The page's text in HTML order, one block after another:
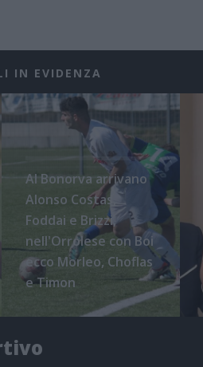
IN EVIDENZA
Al Bonorva arrivano
Alonso Costas,
Foddai e Brizzi,
nell'Orrolese con Boi
ecco Morleo, Choflas
e Timon